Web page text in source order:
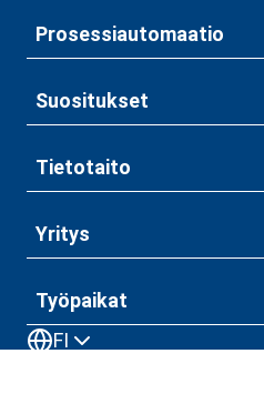
Prosessiautomaatio
Suositukset
Tietotaito
Yritys
Työpaikat
FI